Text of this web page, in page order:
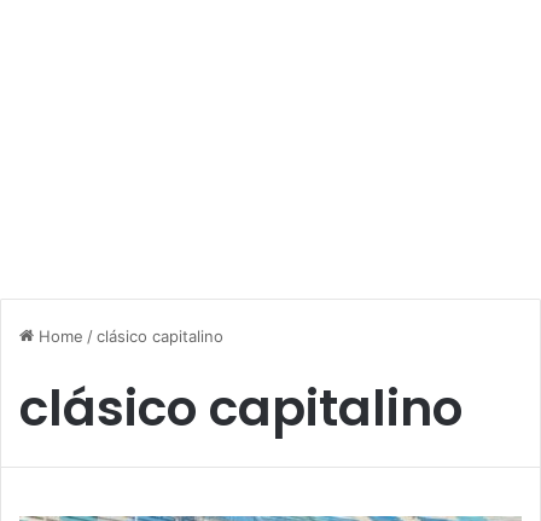
Home /clásico capitalino
clásico capitalino